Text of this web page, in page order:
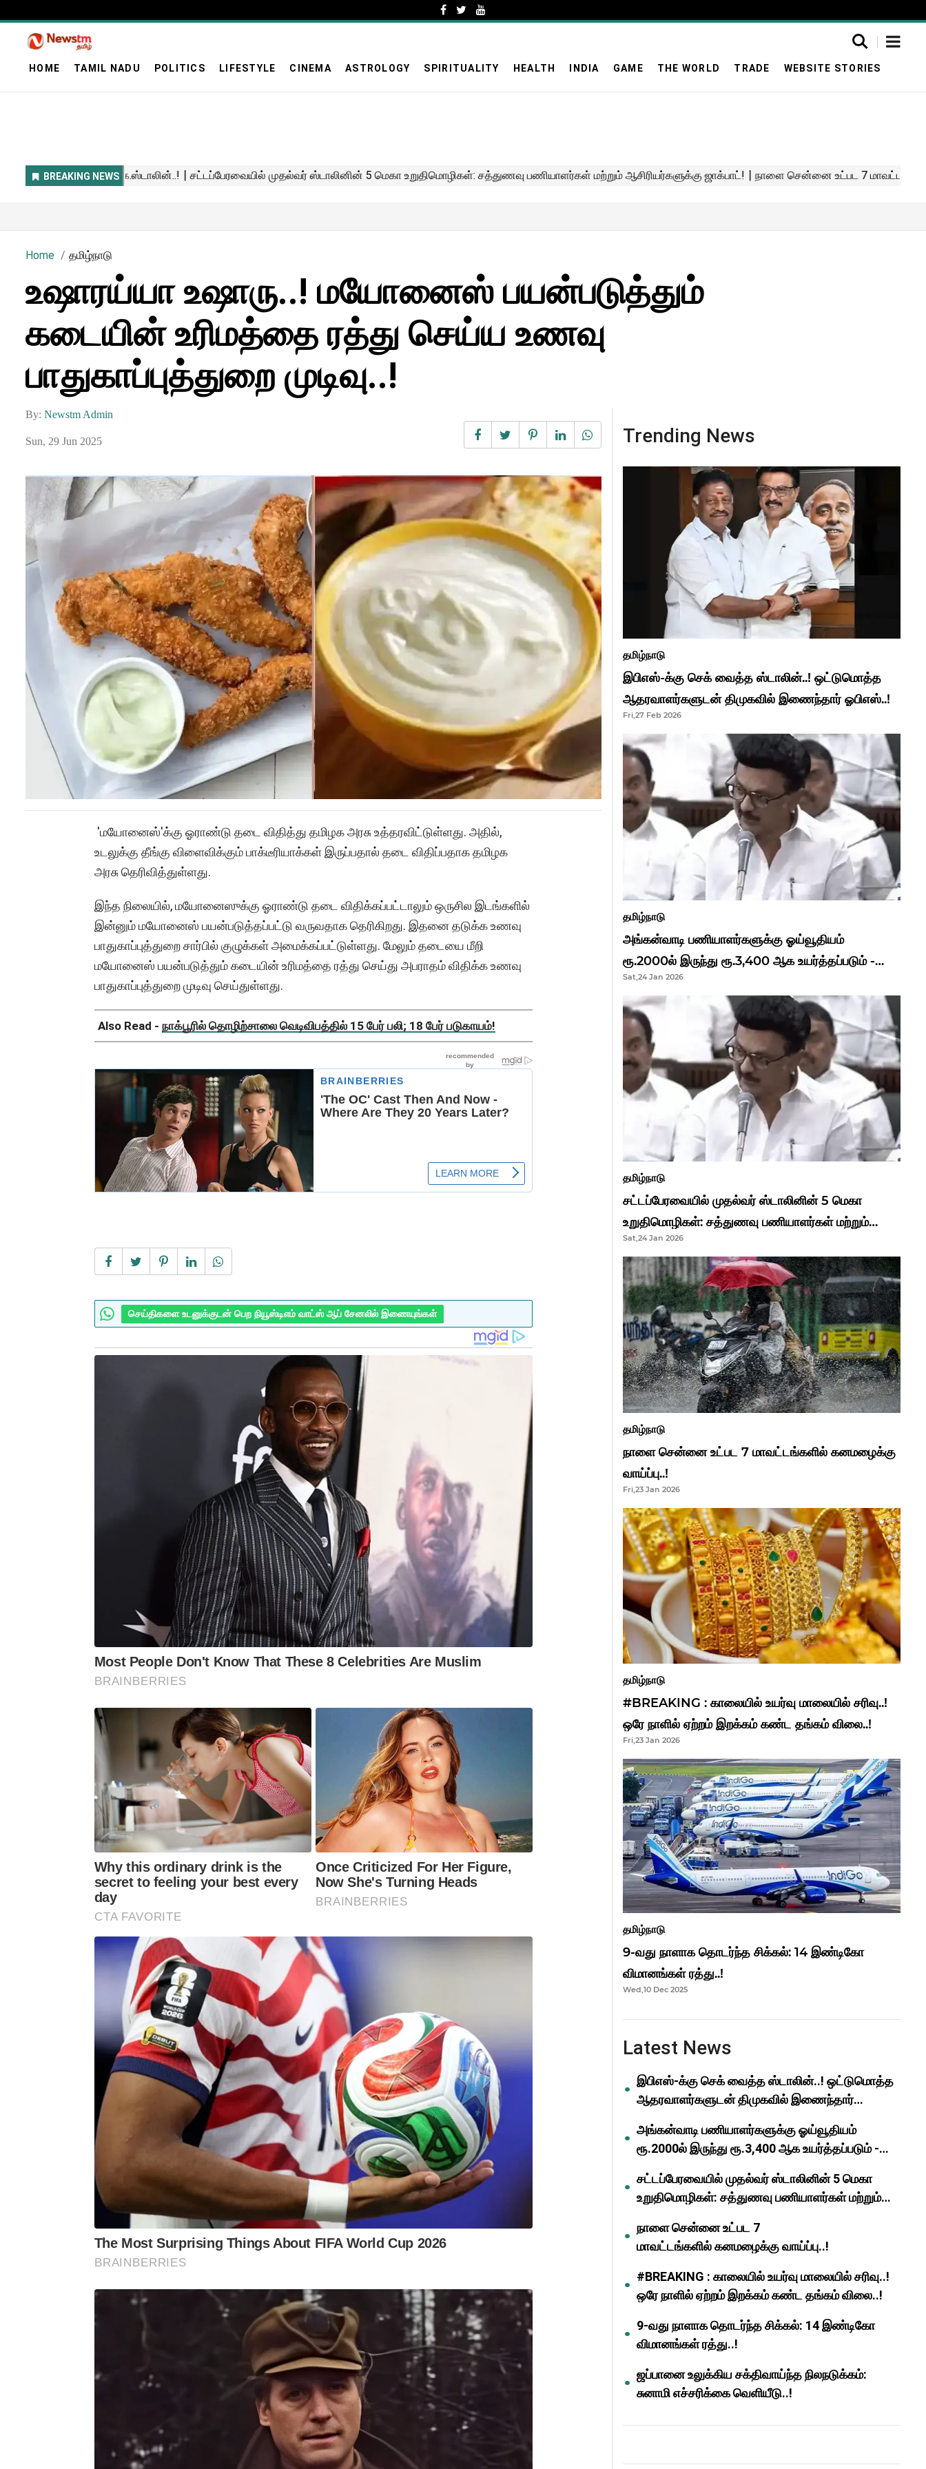
HOME TAMIL NADU POLITICS LIFESTYLE CINEMA ASTROLOGY SPIRITUALITY HEALTH INDIA GAME THE WORLD TRADE WEBSITE STORIES
Home தமிழ்நாடு
உஷாரய்யா உஷாரு..! மயோனைஸ் பயன்படுத்தும்
கடையின் உரிமத்தை ரத்து செய்ய உணவு
பாதுகாப்புத்துறை முடிவு..!
By: Newstm Admin
Sun, 29 Jun 2025
'மயோனைஸ்'க்கு ஓராண்டு தடை விதித்து தமிழக அரசு உத்தரவிட்டுள்ளது. அதில்,
உடலுக்கு தீங்கு விளைவிக்கும் பாக்டீரியாக்கள் இருப்பதால் தடை விதிப்பதாக தமிழக
அரசு தெரிவித்துள்ளது.
இந்த நிலையில், மயோனைஸுக்கு ஓராண்டு தடை விதிக்கப்பட்டாலும் ஒருசில இடங்களில்
இன்னும் மயோனைஸ் பயன்படுத்தப்பட்டு வருவதாக தெரிகிறது. இதனை தடுக்க உணவு
பாதுகாப்புத்துறை சார்பில் குழுக்கள் அமைக்கப்பட்டுள்ளது. மேலும் தடையை மீறி
மயோனைஸ் பயன்படுத்தும் கடையின் உரிமத்தை ரத்து செய்து அபராதம் விதிக்க உணவு
பாதுகாப்புத்துறை முடிவு செய்துள்ளது.
Also Read - நாக்பூரில் தொழிற்சாலை வெடிவிபத்தில் 15 பேர் பலி; 18 பேர் படுகாயம்!
செய்திகளை உடனுக்குடன் பெற நியூஸ்டிஎம் வாட்ஸ் ஆப் சேனலில் இணையுங்கள்
Trending News
தமிழ்நாடு
இபிஎஸ்-க்கு செக் வைத்த ஸ்டாலின்..! ஒட்டுமொத்த
ஆதரவாளர்களுடன் திமுகவில் இணைந்தார் ஓபிஎஸ்..!
Fri,27 Feb 2026
தமிழ்நாடு
அங்கன்வாடி பணியாளர்களுக்கு ஓய்வூதியம்
ரூ.2000ல் இருந்து ரூ.3,400 ஆக உயர்த்தப்படும் -
முதல்வர் மு.க.ஸ்டாலின்..!
Sat,24 Jan 2026
தமிழ்நாடு
சட்டப்பேரவையில் முதல்வர் ஸ்டாலினின் 5 மெகா
உறுதிமொழிகள்: சத்துணவு பணியாளர்கள் மற்றும்
ஆசிரியர்களுக்கு ஜாக்பாட்!
Sat,24 Jan 2026
தமிழ்நாடு
நாளை சென்னை உட்பட 7 மாவட்டங்களில் கனமழைக்கு
வாய்ப்பு..!
Fri,23 Jan 2026
தமிழ்நாடு
#BREAKING : காலையில் உயர்வு மாலையில் சரிவு..!
ஒரே நாளில் ஏற்றம் இறக்கம் கண்ட தங்கம் விலை..!
Fri,23 Jan 2026
தமிழ்நாடு
9-வது நாளாக தொடர்ந்த சிக்கல்: 14 இண்டிகோ
விமானங்கள் ரத்து..!
Wed,10 Dec 2025
Latest News
இபிஎஸ்-க்கு செக் வைத்த ஸ்டாலின்..! ஒட்டுமொத்த
ஆதரவாளர்களுடன் திமுகவில் இணைந்தார்
அங்கன்வாடி பணியாளர்களுக்கு ஓய்வூதியம்
ரூ.2000ல் இருந்து ரூ.3,400 ஆக உயர்த்தப்படும் -
சட்டப்பேரவையில் முதல்வர் ஸ்டாலினின் 5 மெகா
உறுதிமொழிகள்: சத்துணவு பணியாளர்கள் மற்றும்
நாளை சென்னை உட்பட 7
மாவட்டங்களில் கனமழைக்கு வாய்ப்பு..!
#BREAKING : காலையில் உயர்வு மாலையில் சரிவு..!
ஒரே நாளில் ஏற்றம் இறக்கம் கண்ட தங்கம் விலை..!
9-வது நாளாக தொடர்ந்த சிக்கல்: 14 இண்டிகோ
விமானங்கள் ரத்து..!
ஜப்பானை உலுக்கிய சக்திவாய்ந்த நிலநடுக்கம்:
சுனாமி எச்சரிக்கை வெளியீடு..!